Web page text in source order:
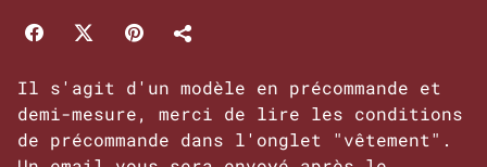
Il s'agit d'un modèle en précommande et
demi-mesure, merci de lire les conditions
de précommande dans l'onglet "vêtement".